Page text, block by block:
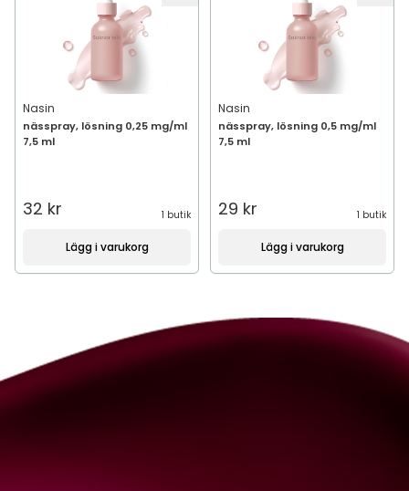
Nasin
nässpray, lösning 0,25 mg/ml
7,5 ml
32 kr 1 butik
Lägg i varukorg
Nasin
nässpray, lösning 0,5 mg/ml
7,5 ml
29 kr 1 butik
Lägg i varukorg